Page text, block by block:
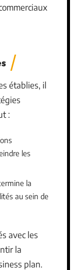
établies, il
:
les
la
au sein de
avec les
la
plan.